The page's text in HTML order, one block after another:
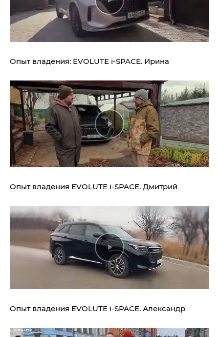
Опыт владения: EVOLUTE i‑SPACE. Ирина
Опыт владения EVOLUTE i‑SPACE. Дмитрий
Опыт владения EVOLUTE i‑SPACE. Александр